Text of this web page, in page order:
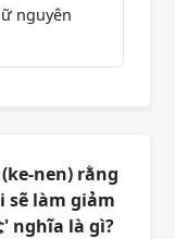
nguyên
nen) rằng
sẽ làm giảm
' nghĩa là gì?